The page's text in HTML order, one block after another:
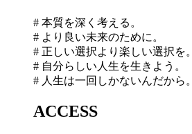
# 本質を深く考える。
# より良い未来のために。
# 正しい選択より楽しい選択を。
# 自分らしい人生を生きよう。
# 人生は一回しかないんだから。
ACCESS